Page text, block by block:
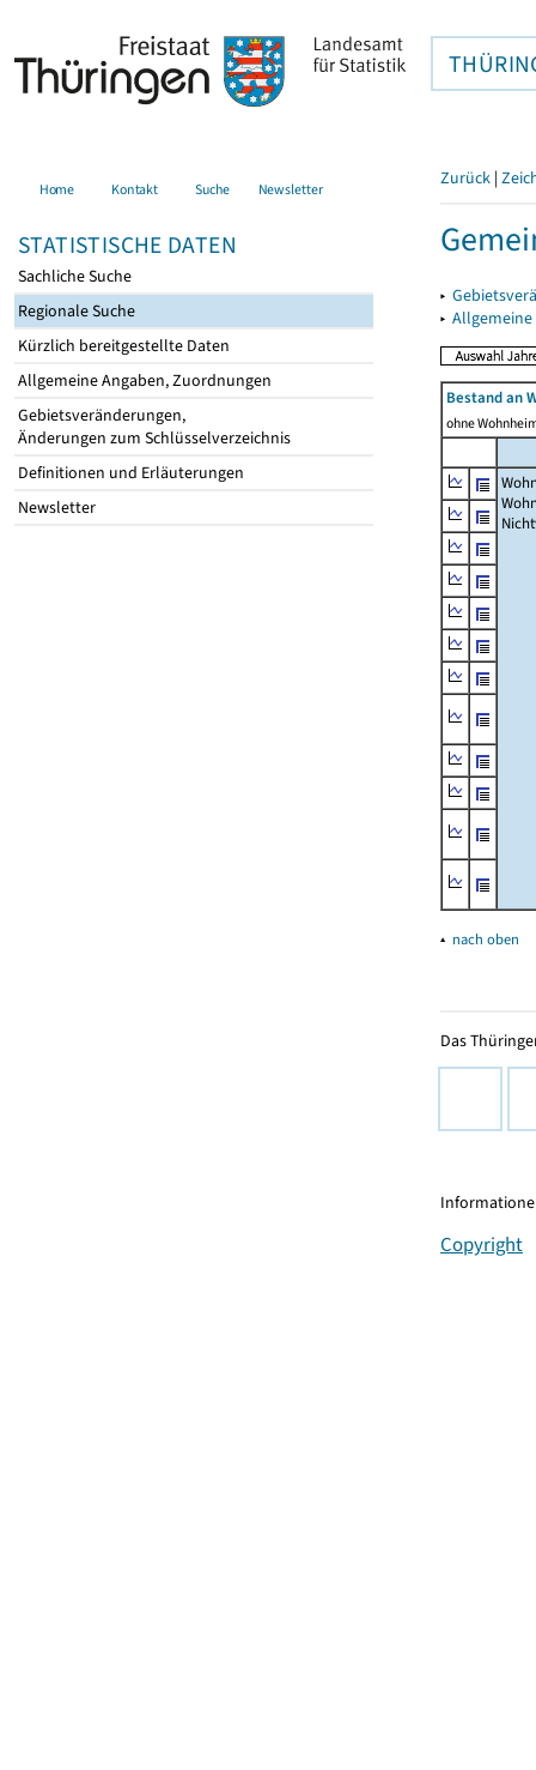
Home Kontakt Suche Newsletter
STATISTISCHE DATEN
Sachliche Suche
Regionale Suche
Kürzlich bereitgestellte Daten
Allgemeine Angaben, Zuordnungen
Gebietsveränderungen,
Änderungen zum Schlüsselverzeichnis
Definitionen und Erläuterungen
Newsletter
Zurück |
▸
▸
Bestand an
ohne
▴ nach oben
Das
Copyright